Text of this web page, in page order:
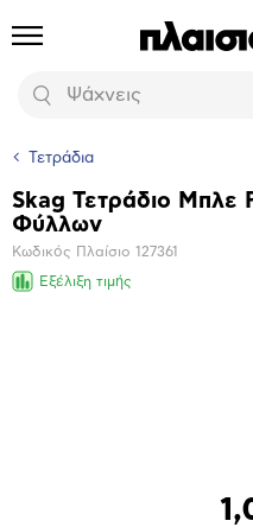
Προϊόντα
Αναζήτηση
Τετράδια
Βασικά
χαρακτηριστικά
Skag Τετράδιο Μπλε
Φύλλων
Κωδικός Πλαίσιο 127361
Εξέλιξη τιμής